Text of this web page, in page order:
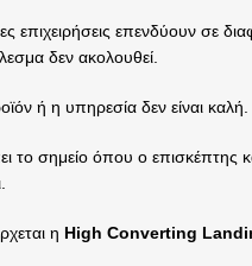
επιχειρήσεις επενδύουν σε
δεν ακολουθεί.
ή η υπηρεσία δεν είναι καλή.
το σημείο όπου ο επισκέπτης
η High Converting